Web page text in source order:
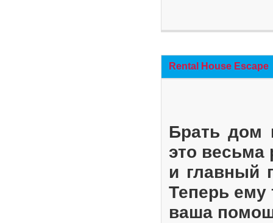
Rental House Escape
Брать дом
это весьма
и главный
Теперь ему
ваша